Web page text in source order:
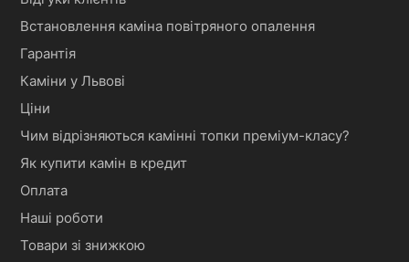
Встановлення каміна повітряного опалення
Гарантія
Каміни у Львові
Ціни
Чим відрізняються камінні топки преміум-класу?
Як купити камін в кредит
Оплата
Наші роботи
Товари зі знижкою